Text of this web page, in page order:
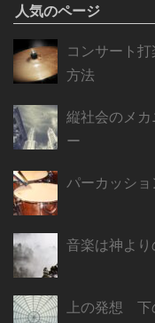
人気のページ
コンサート
方法
縦社会のメ
ー
パーカッシ
音楽は神よ
上の発想 下